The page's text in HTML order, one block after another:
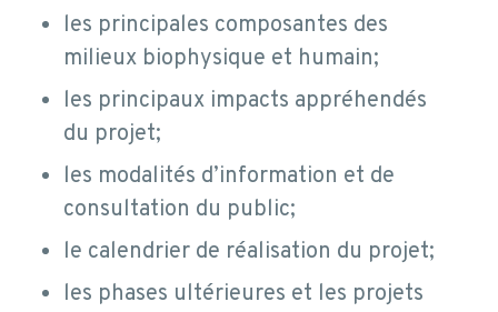
les principales composantes des
milieux biophysique et humain;
les principaux impacts appréhendés
du projet;
les modalités d’information et de
consultation du public;
le calendrier de réalisation du projet;
les phases ultérieures et les projets